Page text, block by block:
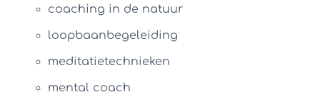
coaching in de natuur
loopbaanbegeleiding
meditatietechnieken
mental coach